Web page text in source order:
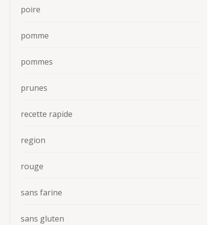
poire
pomme
pommes
prunes
recette rapide
region
rouge
sans farine
sans gluten